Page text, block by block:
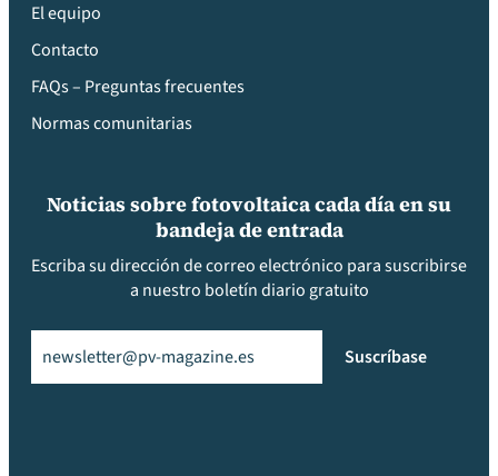
El equipo
Contacto
FAQs – Preguntas frecuentes
Normas comunitarias
Noticias sobre fotovoltaica cada día en su
bandeja de entrada
Escriba su dirección de correo electrónico para suscribirse
a nuestro boletín diario gratuito
Suscríbase